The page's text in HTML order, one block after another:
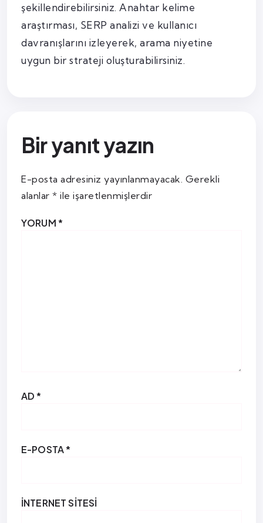
şekillendirebilirsiniz. Anahtar kelime
araştırması, SERP analizi ve kullanıcı
davranışlarını izleyerek, arama niyetine
uygun bir strateji oluşturabilirsiniz.
Bir yanıt yazın
E-posta adresiniz yayınlanmayacak. Gerekli
alanlar * ile işaretlenmişlerdir
YORUM*
AD*
E-POSTA*
İNTERNET SITESI